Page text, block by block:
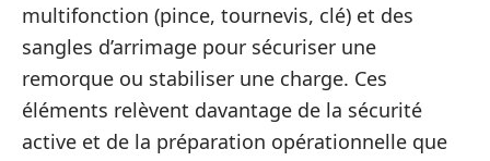
multifonction (pince, tournevis, clé) et des
sangles d’arrimage pour sécuriser une
remorque ou stabiliser une charge. Ces
éléments relèvent davantage de la sécurité
active et de la préparation opérationnelle que